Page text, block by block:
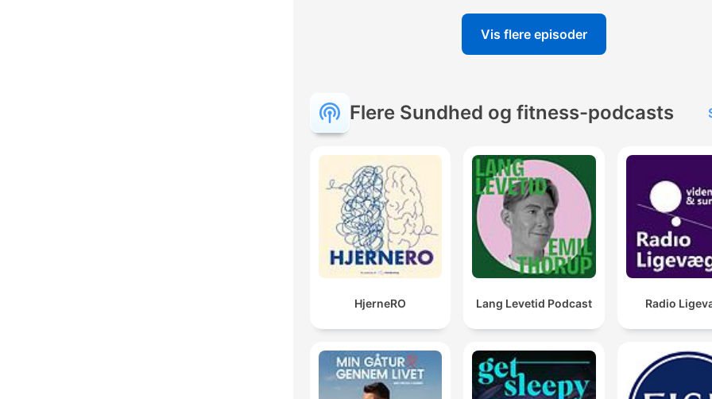
Vis flere episoder
Flere Sundhed og fitness-podcasts
HjerneRO Lang Levetid Podcast Radio